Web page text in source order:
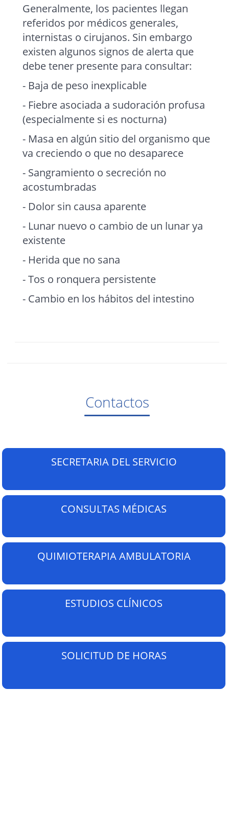
Generalmente, los pacientes llegan
referidos por médicos generales,
internistas o cirujanos. Sin embargo
existen algunos signos de alerta que
debe tener presente para consultar:
- Baja de peso inexplicable
- Fiebre asociada a sudoración profusa
(especialmente si es nocturna)
- Masa en algún sitio del organismo que
va creciendo o que no desaparece
- Sangramiento o secreción no
acostumbradas
- Dolor sin causa aparente
- Lunar nuevo o cambio de un lunar ya
existente
- Herida que no sana
- Tos o ronquera persistente
- Cambio en los hábitos del intestino
Contactos
SECRETARIA DEL SERVICIO
CONSULTAS MÉDICAS
QUIMIOTERAPIA AMBULATORIA
ESTUDIOS CLÍNICOS
SOLICITUD DE HORAS